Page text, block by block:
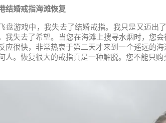
结婚戒指海滩恢复
盘游戏中，我失去了结婚戒指。我只是又迈出
我失去了希望。当您在海滩上搜寻水烟时，您
应很快，非常热衷于第二天才来到一个遥远的
人。恢复很大的戒指真是一种解脱。您不能只购